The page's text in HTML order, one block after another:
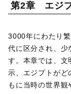
第2章 エジ
3000年にわたり
代に区分され、少
す。本章では、文
示、エジプトがど
もに当時の世界観